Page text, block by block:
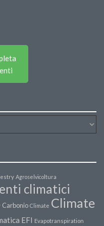
Agroselvicoltura
climatici
Carbonio Climate Climate
EFI Evapotranspiration